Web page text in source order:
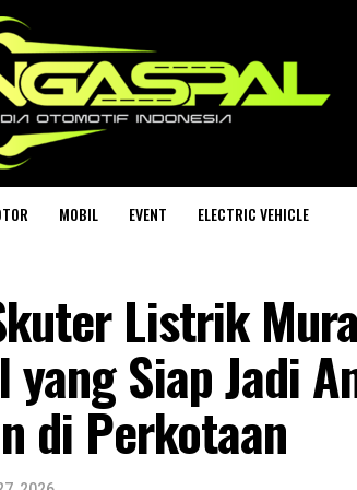
MOBIL EVENT ELECTRIC VEHICLE
Listrik
Siap Jadi
di Perkotaan